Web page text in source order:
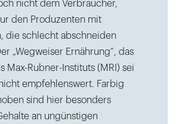
nicht dem Verbraucher,
den Produzenten mit
die schlecht abschneiden
„Wegweiser Ernährung“, das
Max-Rubner-Instituts (MRI) sei
empfehlenswert. Farbig
sind hier besonders
an ungünstigen